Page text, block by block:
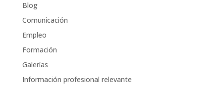
Blog
Comunicación
Empleo
Formación
Galerías
Información profesional relevante